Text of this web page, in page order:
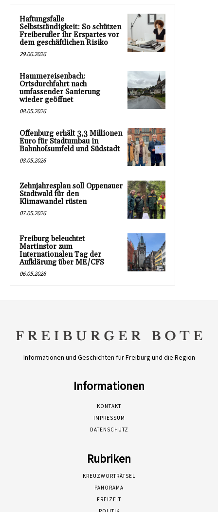
Haftungsfalle
Selbstständigkeit: So schützen
Freiberufler ihr Erspartes vor
dem geschäftlichen Risiko
29.06.2026
Hammereisenbach:
Ortsdurchfahrt nach
umfassender Sanierung
wieder geöffnet
08.05.2026
Offenburg erhält 3,3 Millionen
Euro für Stadtumbau in
Bahnhofsumfeld und Südstadt
08.05.2026
Zehnjahresplan soll Oppenauer
Stadtwald für den
Klimawandel rüsten
07.05.2026
Freiburg beleuchtet
Martinstor zum
Internationalen Tag der
Aufklärung über ME/CFS
06.05.2026
Informationen und Geschichten für Freiburg und die Region
Informationen
KONTAKT
IMPRESSUM
DATENSCHUTZ
Rubriken
KREUZWORTRÄTSEL
PANORAMA
FREIZEIT